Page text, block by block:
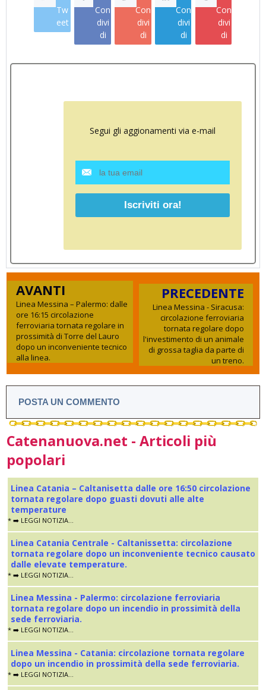
Tw
eet
Con
divi
di
Con
divi
di
Con
divi
di
Con
divi
di
Segui gli aggionamenti via e-mail
AVANTI
Linea Messina – Palermo: dalle
ore 16:15 circolazione
ferroviaria tornata regolare in
prossimità di Torre del Lauro
dopo un inconveniente tecnico
alla linea.
PRECEDENTE
Linea Messina - Siracusa:
circolazione ferroviaria
tornata regolare dopo
l'investimento di un animale
di grossa taglia da parte di
un treno.
POSTA UN COMMENTO
Catenanuova.net - Articoli più
popolari
Linea Catania – Caltanisetta dalle ore 16:50 circolazione
tornata regolare dopo guasti dovuti alle alte
temperature
* ➡️ LEGGI NOTIZIA...
Linea Catania Centrale - Caltanissetta: circolazione
tornata regolare dopo un inconveniente tecnico causato
dalle elevate temperature.
* ➡️ LEGGI NOTIZIA...
Linea Messina - Palermo: circolazione ferroviaria
tornata regolare dopo un incendio in prossimità della
sede ferroviaria.
* ➡️ LEGGI NOTIZIA...
Linea Messina - Catania: circolazione tornata regolare
dopo un incendio in prossimità della sede ferroviaria.
* ➡️ LEGGI NOTIZIA...